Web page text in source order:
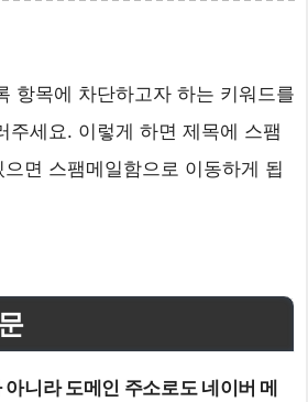
항목에 차단하고자 하는 키워드를
주세요. 이렇게 하면 제목에 스팸
면 스팸메일함으로 이동하게 됩
니라 도메인 주소로도 네이버 메